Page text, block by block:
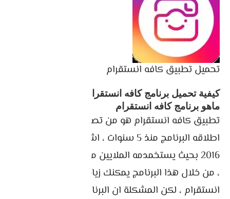
تحميل تطبيق كافه انستقرام
كيفية تحميل برنامج كافه انستقرام و استخدامه
ماهو برنامج كافه انستقرام
تطبيق كافه انستقرام هو من تصميم ايراني ، تم
اطلاقه البرنامج منذ 5 سنوات ، اشتهر التطبيق في
2016 بحيث يستخمدمه الملايين من جميع انحاء العالم
، من خلال هذا البرنامج يمكنك زيادة المتابعين على
انستقرام ، لكن المشكلة ان البرنامج غير موجود على